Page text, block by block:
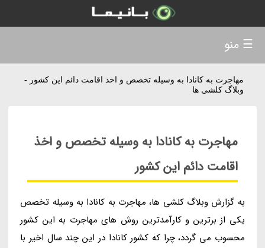
مهاجرت به کانادا به وسیله تخصص و اخذ اقامت دائم این کشور -
وبلاگ کلشی ها
مهاجرت به کانادا به وسیله تخصص و اخذ
اقامت دائم این کشور
به گزارش وبلاگ کلشی ها، مهاجرت به کانادا به وسیله تخصص
یکی از برترین و کارآمدترین روش های مهاجرت به این کشور
محسوب می گردد، چرا که کشور کانادا در این چند سال اخیر با
☰ منو